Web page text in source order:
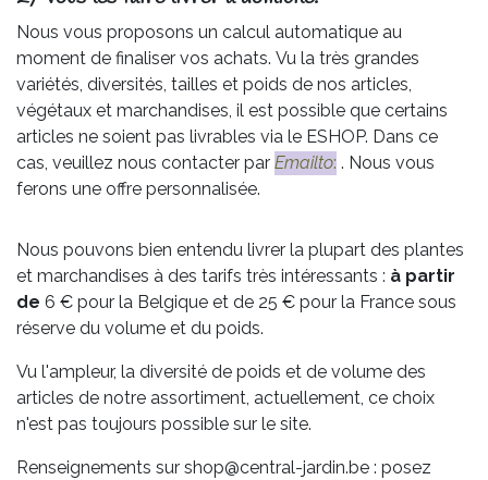
Nous vous proposons un calcul automatique au
moment de finaliser vos achats. Vu la très grandes
variétés, diversités, tailles et poids de nos articles,
végétaux et marchandises, il est possible que certains
articles ne soient pas livrables via le ESHOP. Dans ce
cas, veuillez nous contacter par Emailto: . Nous vous
ferons une offre personnalisée.
Nous pouvons bien entendu livrer la plupart des plantes
et marchandises à des tarifs très intéressants : à partir
de 6 € pour la Belgique et de 25 € pour la France sous
réserve du volume et du poids.
Vu l'ampleur, la diversité de poids et de volume des
articles de notre assortiment, actuellement, ce choix
n'est pas toujours possible sur le site.
Renseignements sur shop@central-jardin.be : posez